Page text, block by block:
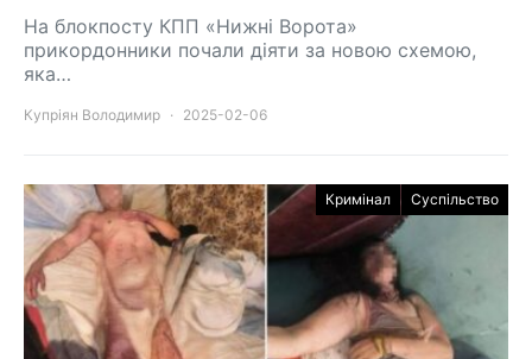
На блокпосту КПП «Нижні Ворота»
прикордонники почали діяти за новою схемою,
яка…
Купріян Володимир 2025-02-06
Кримінал Суспільство